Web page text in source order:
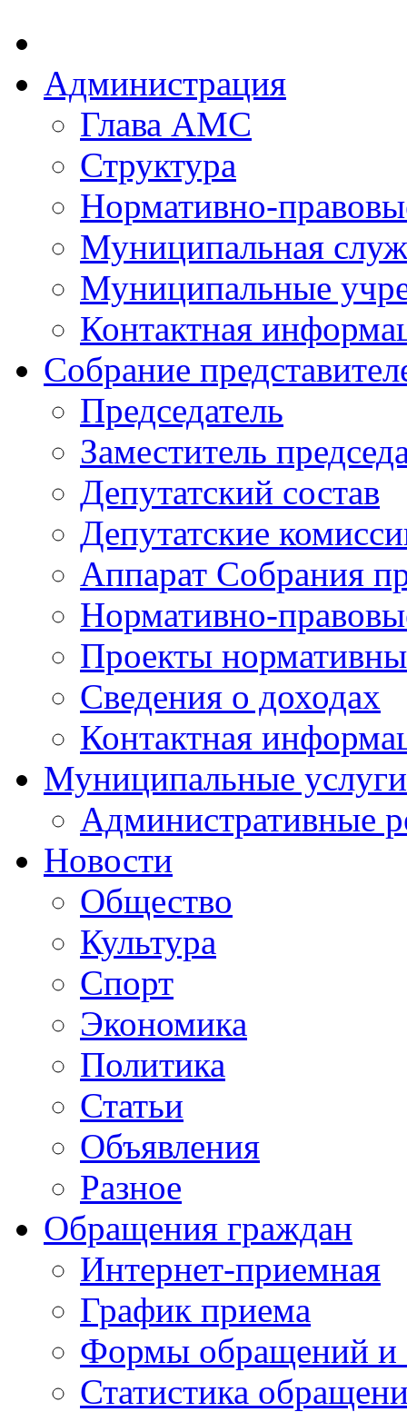
Администрация
Глава АМС
Структура
Нормативно-
Муниципальная
Муниципальные
Контактная
Собрание
Председатель
Заместитель
Депутатский состав
Депутатские
Аппарат Собрания
Нормативно-
Проекты
Сведения о доходах
Контактная
Муниципальные услуги
Административные
Новости
Общество
Культура
Спорт
Экономика
Политика
Статьи
Объявления
Разное
Обращения граждан
Интернет-приемная
График приема
Формы обращений и
Статистика